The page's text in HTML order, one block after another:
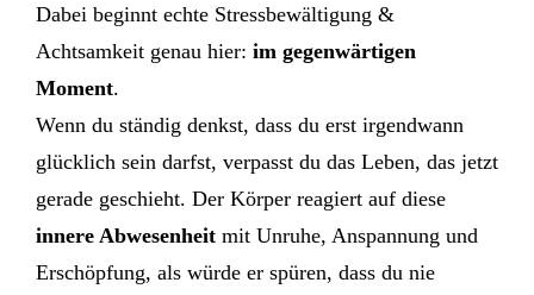
Dabei beginnt echte Stressbewältigung &
Achtsamkeit genau hier: im gegenwärtigen
Moment.
Wenn du ständig denkst, dass du erst irgendwann
glücklich sein darfst, verpasst du das Leben, das jetzt
gerade geschieht. Der Körper reagiert auf diese
innere Abwesenheit mit Unruhe, Anspannung und
Erschöpfung, als würde er spüren, dass du nie